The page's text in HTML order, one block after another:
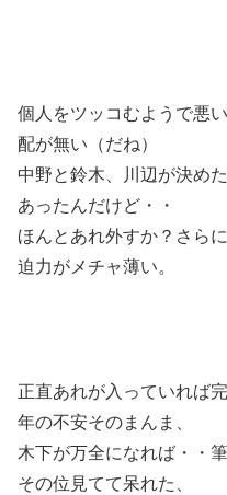
個人をツッコむようで悪
配が無い（だね）
中野と鈴木、川辺が決め
あったんだけど・・
ほんとあれ外すか？さら
迫力がメチャ薄い。
正直あれが入っていれば
年の不安そのまんま、
木下が万全になれば・・
その位見てて呆れた、